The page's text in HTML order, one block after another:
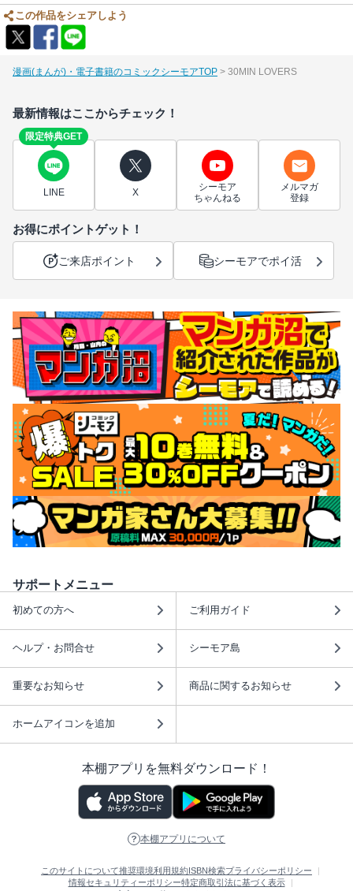
この作品をシェアしよう
漫画(まんが)・電子書籍のコミックシーモアTOP 30MIN LOVERS
最新情報はここからチェック！
限定特典GET
LINE X
シーモア
ちゃんねる
メルマガ
登録
お得にポイントゲット！
ご来店ポイント シーモアでポイ活
サポートメニュー
初めての方へ ご利用ガイド
ヘルプ・お問合せ シーモア島
重要なお知らせ 商品に関するお知らせ
ホームアイコンを追加
本棚アプリを無料ダウンロード！
本棚アプリについて
このサイトについて推奨環境利用規約 ISBN検索プライバシーポリシー
情報セキュリティーポリシー特定商取引法に基づく表示